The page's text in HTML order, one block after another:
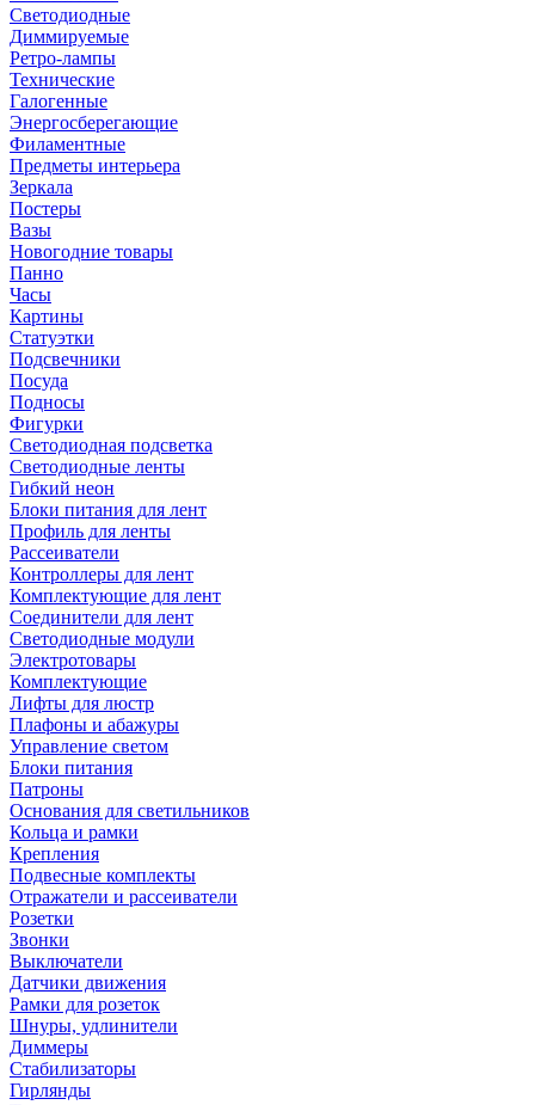
Светодиодные
Диммируемые
Ретро-лампы
Технические
Галогенные
Энергосберегающие
Филаментные
Предметы интерьера
Зеркала
Постеры
Вазы
Новогодние товары
Панно
Часы
Картины
Статуэтки
Подсвечники
Посуда
Подносы
Фигурки
Светодиодная подсветка
Светодиодные ленты
Гибкий неон
Блоки питания для лент
Профиль для ленты
Рассеиватели
Контроллеры для лент
Комплектующие для лент
Соединители для лент
Светодиодные модули
Электротовары
Комплектующие
Лифты для люстр
Плафоны и абажуры
Управление светом
Блоки питания
Патроны
Основания для светильников
Кольца и рамки
Крепления
Подвесные комплекты
Отражатели и рассеиватели
Розетки
Звонки
Выключатели
Датчики движения
Рамки для розеток
Шнуры, удлинители
Диммеры
Стабилизаторы
Гирлянды